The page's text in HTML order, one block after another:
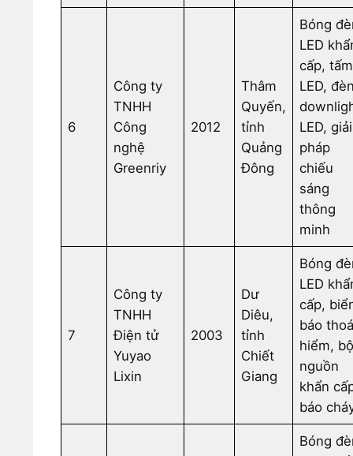
6
Công ty
TNHH
Công
nghệ
Greenriy
2012
Thâm
Quyến,
tỉnh
Quảng
Đông
Bóng
LED
cấp, tấm
LED,
LED, giải
pháp
chiếu
sáng
thông
minh
7
Công ty
TNHH
Điện tử
Yuyao
Lixin
2003
Dư
Diêu,
tỉnh
Chiết
Giang
Bóng
LED
cấp,
báo
hiểm,
nguồn
khẩn
báo
Bóng